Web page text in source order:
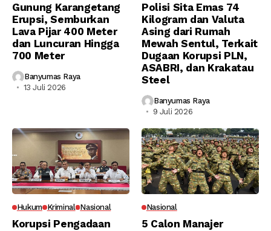
Gunung Karangetang
Erupsi, Semburkan
Lava Pijar 400 Meter
dan Luncuran Hingga
700 Meter
Banyumas Raya
13 Juli 2026
Polisi Sita Emas 74
Kilogram dan Valuta
Asing dari Rumah
Mewah Sentul, Terkait
Dugaan Korupsi PLN,
ASABRI, dan Krakatau
Steel
Banyumas Raya
9 Juli 2026
Hukum Kriminal Nasional
Korupsi Pengadaan
Nasional
5 Calon Manajer